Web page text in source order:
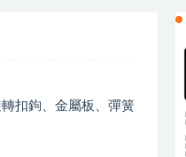
扣鉤、金屬板、彈簧